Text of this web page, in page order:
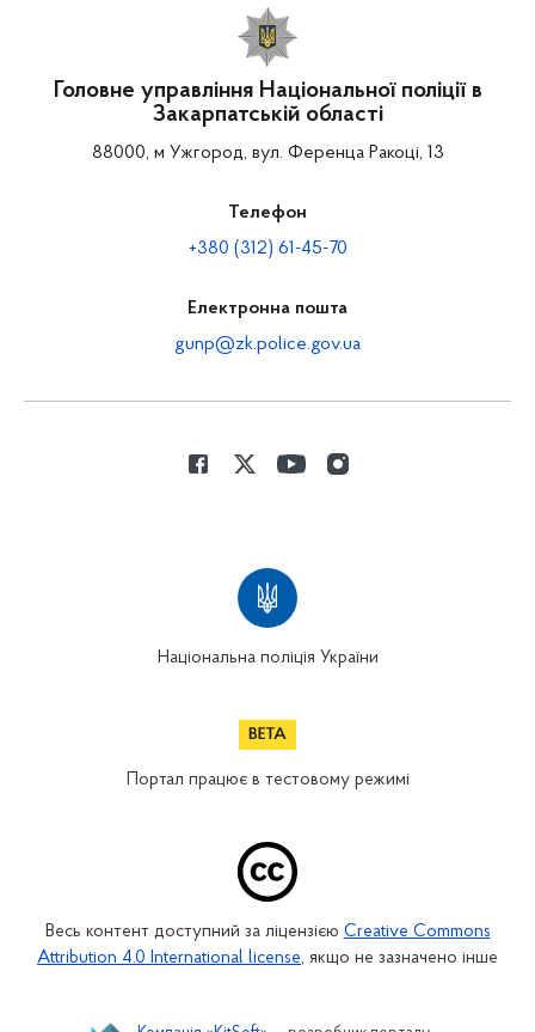
Головне управління Національної поліції в
Закарпатській області
88000, м Ужгород, вул. Ференца Ракоці, 13
Телефон
+380 (312) 61-45-70
Електронна пошта
gunp@zk.police.gov.ua
Національна поліція України
Портал працює в тестовому режимі
Весь контент доступний за ліцензією Creative Commons
Attribution 4.0 International license, якщо не зазначено інше